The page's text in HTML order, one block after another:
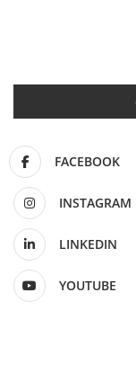
FACEBOOK
INSTAGRAM
LINKEDIN
YOUTUBE